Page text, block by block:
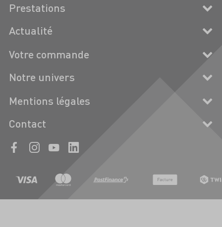
Prestations
Actualité
Votre commande
Notre univers
Mentions légales
Contact